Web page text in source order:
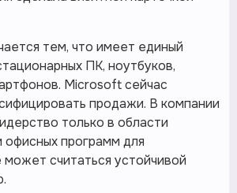
тем, что имеет единый
ПК, ноутбуков,
Microsoft сейчас
продажи. В компании
только в области
офисных программ для
считаться устойчивой